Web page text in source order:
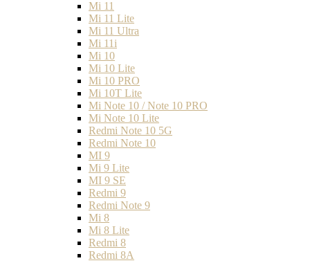
Mi 11
Mi 11 Lite
Mi 11 Ultra
Mi 11i
Mi 10
Mi 10 Lite
Mi 10 PRO
Mi 10T Lite
Mi Note 10 / Note 10 PRO
Mi Note 10 Lite
Redmi Note 10 5G
Redmi Note 10
MI 9
Mi 9 Lite
MI 9 SE
Redmi 9
Redmi Note 9
Mi 8
Mi 8 Lite
Redmi 8
Redmi 8A